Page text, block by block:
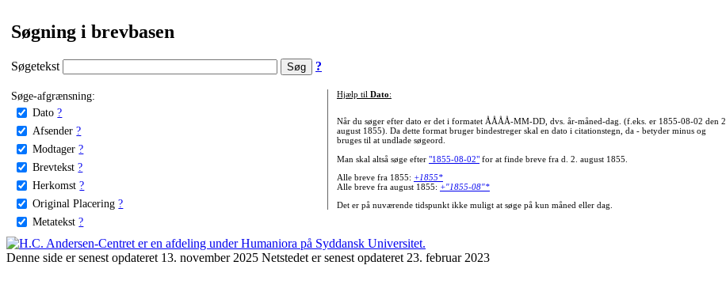
Søgning i brevbasen
Søgetekst ?
Søge-afgrænsning:
Dato ?
Afsender ?
Modtager ?
Brevtekst ?
Herkomst ?
Original Placering ?
Metatekst ?
Hjælp til Dato:
Når du søger efter dato er det i formatet ÅÅÅÅ-MM-DD, dvs. år-måned-dag. (f.eks. er 1855-08-02 den 2.
august 1855). Da dette format bruger bindestreger skal en dato i citationstegn, da - betyder minus og
bruges til at undlade søgeord.
Man skal altså søge efter "1855-08-02"for at finde breve fra d. 2. august 1855.
Alle breve fra 1855: +1855*
Alle breve fra august 1855: +"1855-08"*
Det er på nuværende tidspunkt ikke muligt at søge på kun måned eller dag.
Denne side er senest opdateret 13. november 2025 Netstedet er senest opdateret 23. februar 2023